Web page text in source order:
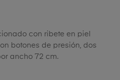
con ribete en piel
botones de presión, dos
ancho 72 cm.